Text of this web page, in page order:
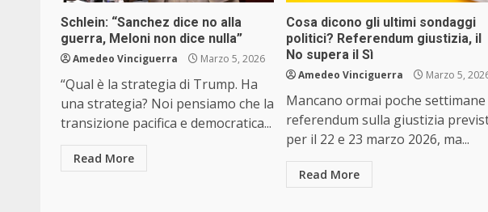
Schlein: “Sanchez dice no alla
guerra, Meloni non dice nulla”
Amedeo Vinciguerra Marzo 5, 2026
“Qual è la strategia di Trump. Ha
una strategia? Noi pensiamo che la
transizione pacifica e democratica...
Read More
Cosa dicono gli ultimi sondaggi
politici? Referendum giustizia, il
No supera il Sì
Amedeo Vinciguerra Marzo 5,
Mancano ormai poche settimane
referendum sulla giustizia
per il 22 e 23 marzo 2026, ma...
Read More